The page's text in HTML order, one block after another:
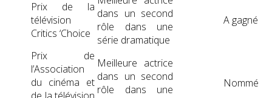
Prix ​​de la
télévision
Critics ‘Choice
dans un second
rôle dans une
série dramatique
A gagné
Prix ​​de
l’Association
du cinéma et
Meilleure actrice
dans un second
rôle dans une
Nommé